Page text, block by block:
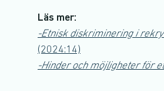
Läs mer:
-Etnisk diskriminering i
(2024:14)
-Hinder och möjligheter för